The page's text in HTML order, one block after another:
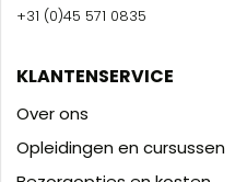
+31 (0)45 571 0835
KLANTENSERVICE
Over ons
Opleidingen en cursussen